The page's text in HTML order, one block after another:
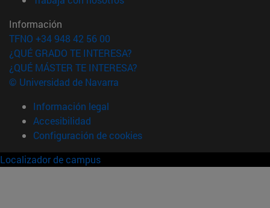
Información
TFNO +34 948 42 56 00
¿QUÉ GRADO TE INTERESA?
¿QUÉ MÁSTER TE INTERESA?
© Universidad de Navarra
Información legal
Accesibilidad
Configuración de cookies
Localizador de campus